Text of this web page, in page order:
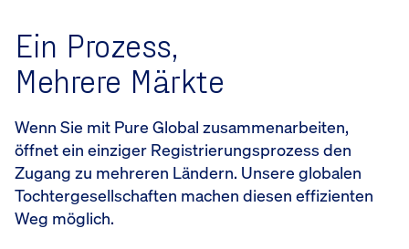
Ein Prozess,
Mehrere Märkte
Wenn Sie mit Pure Global zusammenarbeiten,
öffnet ein einziger Registrierungsprozess den
Zugang zu mehreren Ländern. Unsere globalen
Tochtergesellschaften machen diesen effizienten
Weg möglich.